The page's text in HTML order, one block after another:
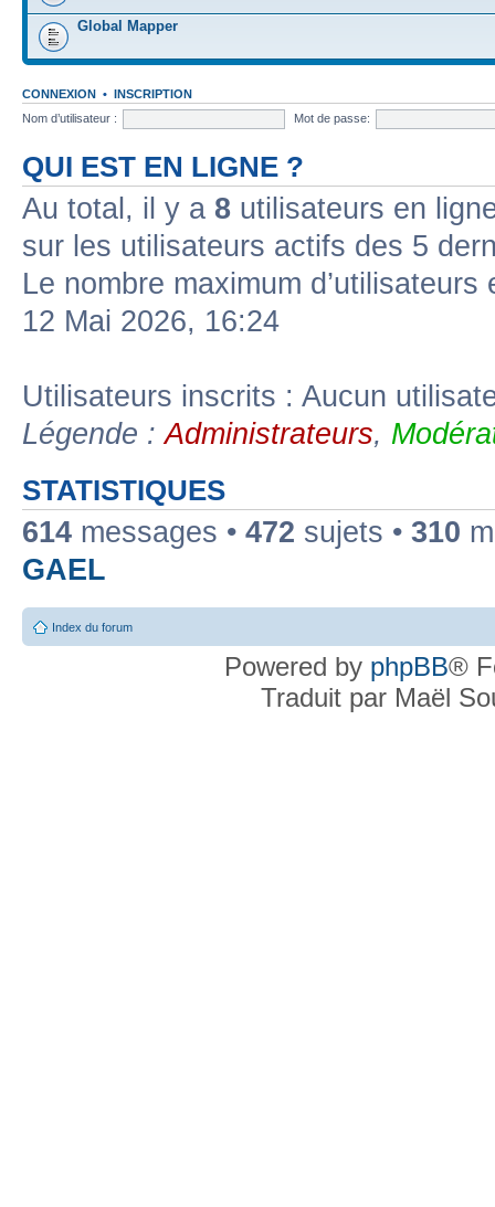
Global Mapper
CONNEXION • INSCRIPTION
Nom d’utilisateur :
Mot de passe:
QUI EST EN LIGNE ?
Au total, il y a 8 utilisateurs en
sur les utilisateurs actifs des 5
Le nombre maximum
12 Mai 2026, 16:24
Utilisateurs inscrits : Aucun
Légende :Administrateurs,
STATISTIQUES
614 messages • 472 sujets • 310
GAEL
Index du forum
Powered by phpBB®
Traduit par Maël